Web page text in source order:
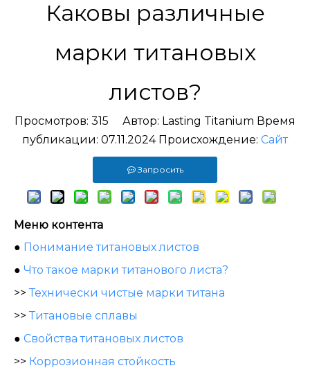
Каковы различные
марки титановых
листов?
Просмотров: 315 Автор: Lasting Titanium Время
публикации: 07.11.2024 Происхождение: Сайт
Запросить
Меню контента
● Понимание титановых листов
● Что такое марки титанового листа?
>> Технически чистые марки титана
>> Титановые сплавы
● Свойства титановых листов
>> Коррозионная стойкость